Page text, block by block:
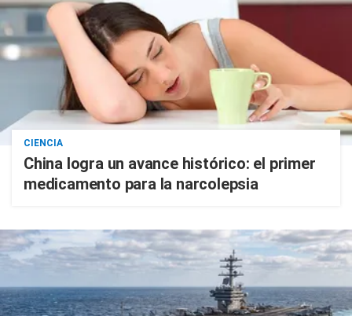
CIENCIA
China logra un avance histórico: el primer
medicamento para la narcolepsia